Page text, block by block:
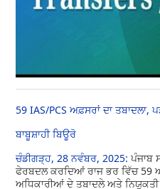
59 IAS/PCS ਅਫ਼ਸਰਾਂ ਦਾ ਤਬਾਦਲਾ,
ਬਾਬੂਸ਼ਾਹੀ ਬਿਊਰੋ
ਚੰਡੀਗੜ੍ਹ, 28 ਨਵੰਬਰ, 2025: ਪੰਜਾਬ
ਫੇਰਬਦਲ ਕਰਦਿਆਂ ਰਾਜ ਭਰ ਵਿੱਚ 59
ਅਧਿਕਾਰੀਆਂ ਦੇ ਤਬਾਦਲੇ ਅਤੇ